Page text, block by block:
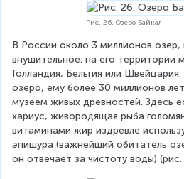
Рис. 26. Озеро Байкал
В России около 3 миллионов
внушительное: на его территории
Голландия, Бельгия или
озеро, ему более 30 миллионов
музеем живых древностей. Здесь
хариус, живородящая рыба
витаминами жир издревле
эпишура (важнейший обитатель
он отвечает за чистоту воды)